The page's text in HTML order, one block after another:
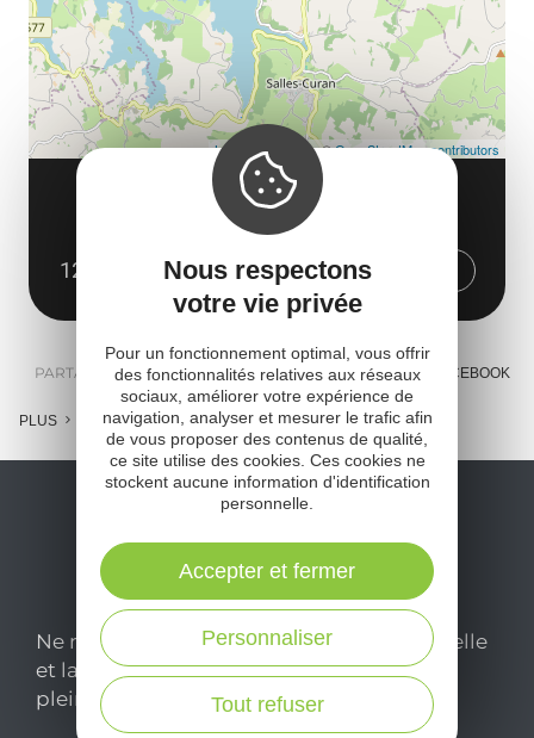
GRIMPE ET CIMES
22, route des Vernhes
12410 Salles-Curan
Obtenir l'itinéraire
Leaflet | Map data ©OpenStreetMap contributors
PARTAGER : E-MAIL MESSENGER FACEBOOK
PLUS
Ne manquez pas notre newsletter mensuelle
et laissez-vous inspirer pour profiter
pleinement de votre séjour en Aveyron.
Nous respectons
votre vie privée
Pour un fonctionnement optimal, vous offrir
des fonctionnalités relatives aux réseaux
sociaux, améliorer votre expérience de
navigation, analyser et mesurer le trafic afin
de vous proposer des contenus de qualité,
ce site utilise des cookies. Ces cookies ne
stockent aucune information d'identification
personnelle.
Tout refuser
Personnaliser
Accepter et fermer